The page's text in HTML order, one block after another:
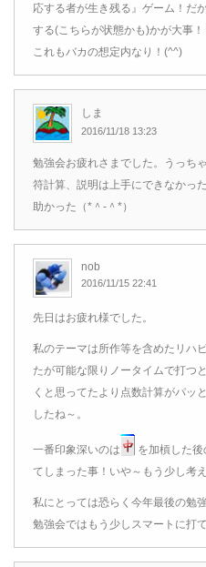
応する者が生き残る』ゲーム！だ
する(こちらが状態かも)かが大事
これもバカの想定内なり！(^^)
しま
2016/11/18 13:23
勉強会お疲れさまでした。うっち
符計算、説明は上手にできなかっ
助かった（*＾-＾*）
nob
2016/11/15 22:41
先日はお疲れ様でした。
私のテーマは所作等を含めたリハ
たが可能な限りノータイムで打つ
くと思ってたより点数計算がパッ
したね～。
一番印象深いのは を加槓した
てしまった事！いや～もう少し考
私にとっては恐らく今年最後の勉
勉強会ではもう少しスマートに打